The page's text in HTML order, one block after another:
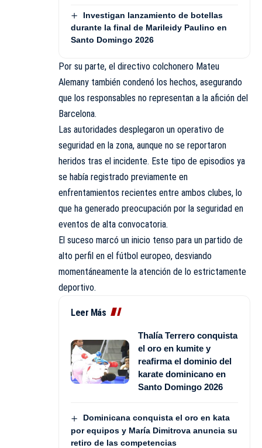
Investigan lanzamiento de botellas
durante la final de Marileidy Paulino en
Santo Domingo 2026
Por su parte, el directivo colchonero Mateu
Alemany también condenó los hechos, asegurando
que los responsables no representan a la afición del
Barcelona.
Las autoridades desplegaron un operativo de
seguridad en la zona, aunque no se reportaron
heridos tras el incidente. Este tipo de episodios ya
se había registrado previamente en
enfrentamientos recientes entre ambos clubes, lo
que ha generado preocupación por la seguridad en
eventos de alta convocatoria.
El suceso marcó un inicio tenso para un partido de
alto perfil en el fútbol europeo, desviando
momentáneamente la atención de lo estrictamente
deportivo.
Leer Más
Thalía Terrero conquista
el oro en kumite y
reafirma el dominio del
karate dominicano en
Santo Domingo 2026
Dominicana conquista el oro en kata
por equipos y María Dimitrova anuncia su
retiro de las competencias